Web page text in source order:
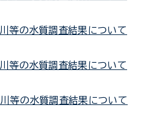
等の水質調査結果について
等の水質調査結果について
等の水質調査結果について